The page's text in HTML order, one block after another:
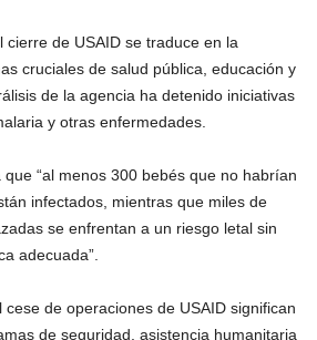
cierre de USAID se traduce en la
cruciales de salud pública, educación y
de la agencia ha detenido iniciativas
y otras enfermedades.
“al menos 300 bebés que no habrían
infectados, mientras que miles de
se enfrentan a un riesgo letal sin
adecuada”.
de operaciones de USAID significan
de seguridad, asistencia humanitaria